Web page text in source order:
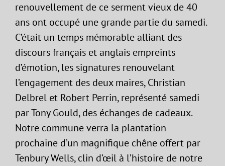
renouvellement de ce serment vieux de 40
ans ont occupé une grande partie du samedi.
C’était un temps mémorable alliant des
discours français et anglais empreints
d’émotion, les signatures renouvelant
l’engagement des deux maires, Christian
Delbrel et Robert Perrin, représenté samedi
par Tony Gould, des échanges de cadeaux.
Notre commune verra la plantation
prochaine d’un magnifique chêne offert par
Tenbury Wells, clin d’œil à l’histoire de notre